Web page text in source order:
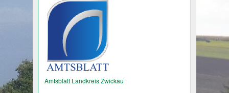
Amtsblatt Landkreis Zwickau